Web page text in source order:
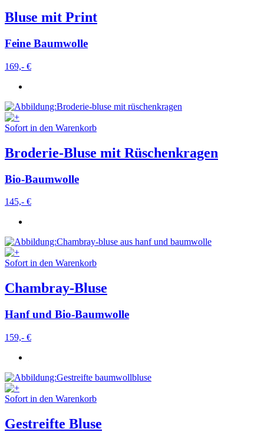
Bluse mit Print
Feine Baumwolle
169,- €
Sofort in den Warenkorb
Broderie-Bluse mit Rüschenkragen
Bio-Baumwolle
145,- €
Sofort in den Warenkorb
Chambray-Bluse
Hanf und Bio-Baumwolle
159,- €
Sofort in den Warenkorb
Gestreifte Bluse